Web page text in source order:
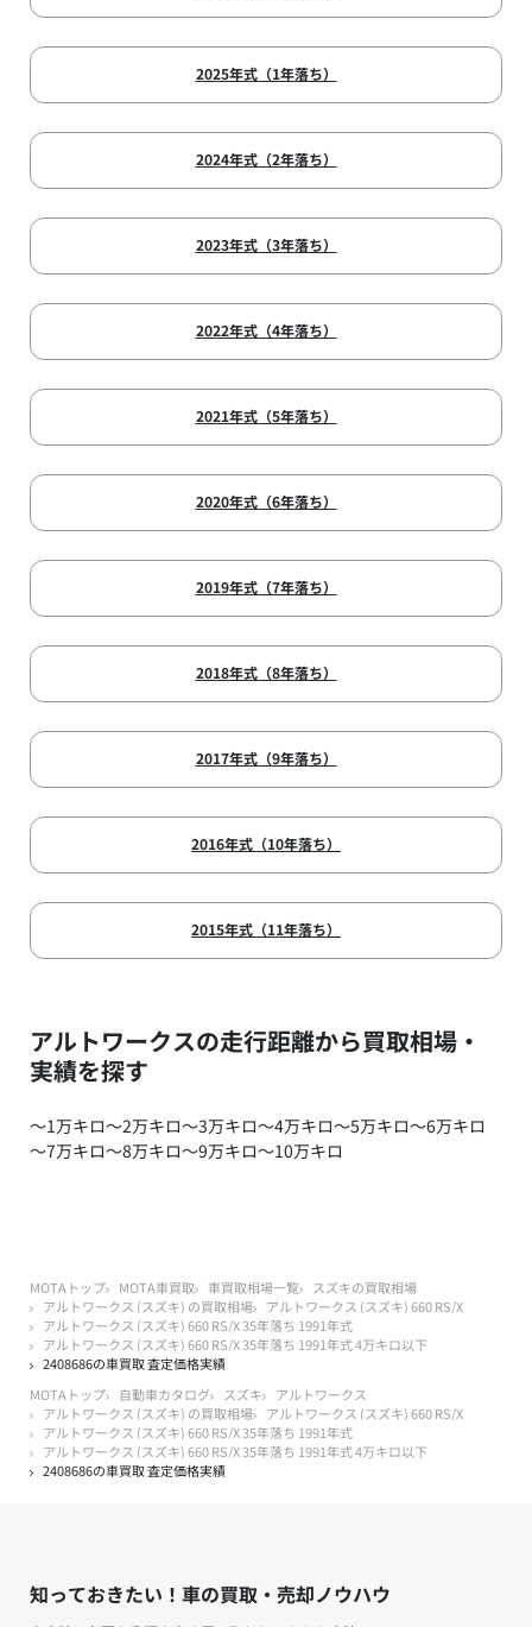
2025年式（1年落ち）
2024年式（2年落ち）
2023年式（3年落ち）
2022年式（4年落ち）
2021年式（5年落ち）
2020年式（6年落ち）
2019年式（7年落ち）
2018年式（8年落ち）
2017年式（9年落ち）
2016年式（10年落ち）
2015年式（11年落ち）
アルトワークスの走行距離から買取相場・
実績を探す
～1万キロ～2万キロ～3万キロ～4万キロ～5万キロ～6万キロ
～7万キロ～8万キロ～9万キロ～10万キロ
MOTAトップ MOTA車買取 車買取相場一覧
スズキの買取相場
アルトワークス (スズキ) の買取相場
アルトワークス (スズキ) 660 RS/X
アルトワークス (スズキ) 660 RS/X 35年落ち 1991年式
アルトワークス (スズキ) 660 RS/X 35年落ち 1991年式 4万キロ以下
2408686の車買取 査定価格実績
MOTAトップ
自動車カタログ スズキ
アルトワークス
アルトワークス (スズキ) の買取相場
アルトワークス (スズキ) 660 RS/X
アルトワークス (スズキ) 660 RS/X 35年落ち 1991年式
アルトワークス (スズキ) 660 RS/X 35年落ち 1991年式 4万キロ以下
2408686の車買取 査定価格実績
知っておきたい！車の買取・売却ノウハウ